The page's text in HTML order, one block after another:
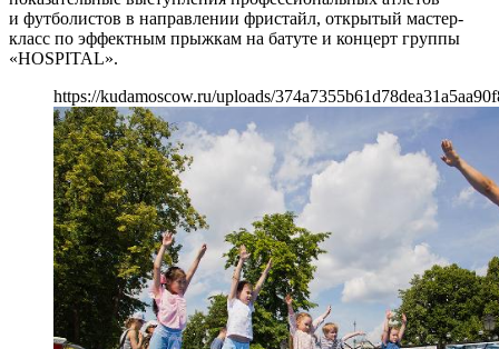
и футболистов в направлении фристайл, открытый мастер-
класс по эффектным прыжкам на батуте и концерт группы
«HOSPITAL».
https://kudamoscow.ru/uploads/